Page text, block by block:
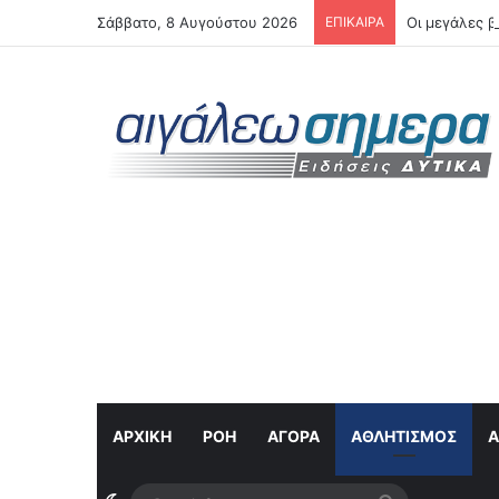
Σάββατο, 8 Αυγούστου 2026 ΕΠΙΚΑΙΡΑ Οι μεγάλες
ΑΡΧΙΚΗ ΡΟΉ ΑΓΟΡΆ ΑΘΛΗΤΙΣΜΌΣ